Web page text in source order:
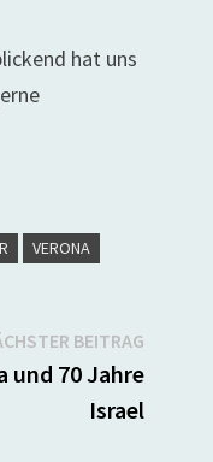
hat uns
VERONA
BEITRAGNächster
Beitrag:
und 70 Jahre
Israel